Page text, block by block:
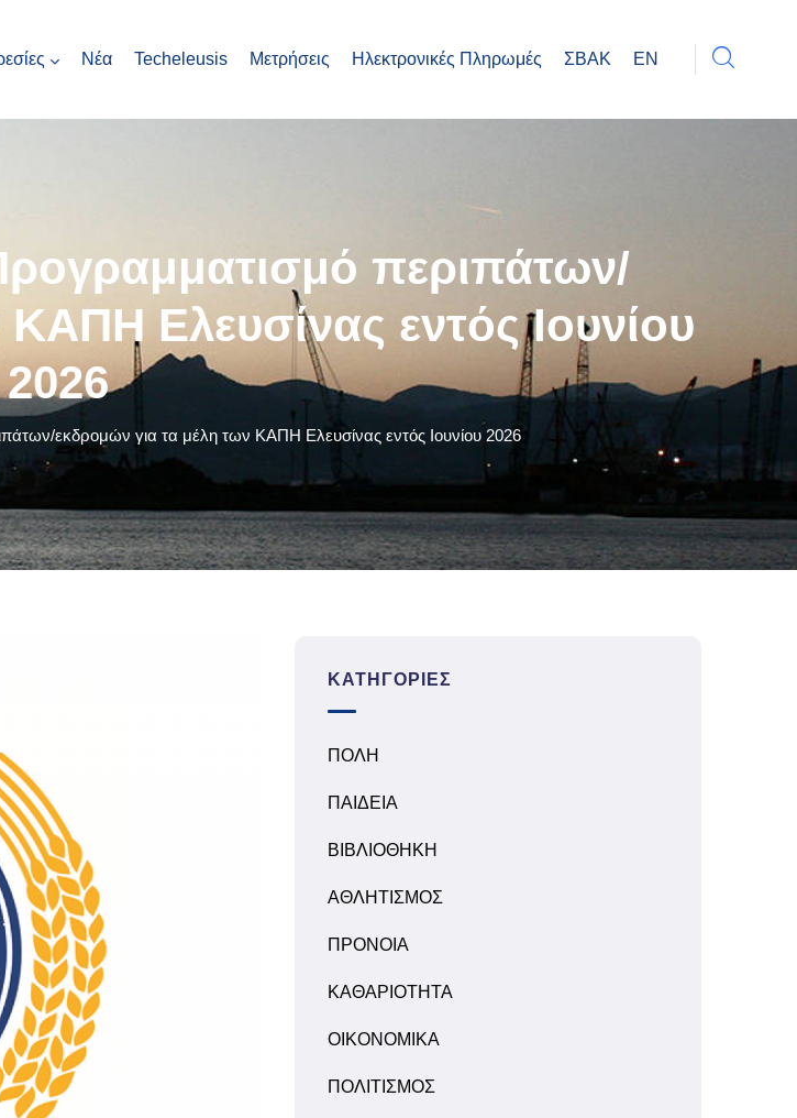
Νέα Techeleusis Μετρήσεις Ηλεκτρονικές Πληρωμές ΣΒΑΚ EN
περιπάτων/
Ελευσίνας εντός Ιουνίου
2026
εκδρομών για τα μέλη των ΚΑΠΗ Ελευσίνας εντός Ιουνίου 2026
ΚΑΤΗΓΟΡΊΕΣ
ΠΟΛΗ
ΠΑΙΔΕΙΑ
ΒΙΒΛΙΟΘΗΚΗ
ΑΘΛΗΤΙΣΜΟΣ
ΠΡΟΝΟΙΑ
ΚΑΘΑΡΙΟΤΗΤΑ
ΟΙΚΟΝΟΜΙΚΑ
ΠΟΛΙΤΙΣΜΟΣ